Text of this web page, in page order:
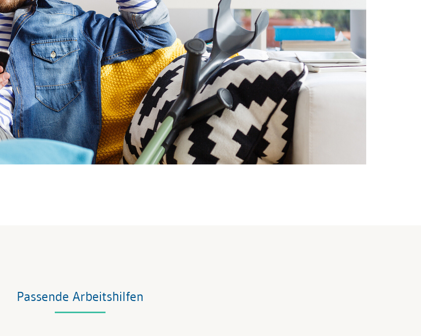
Passende Arbeitshilfen